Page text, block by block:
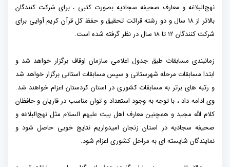
نهج‌البلاغه و معارف صحیفه سجادیه بصورت کتبی ، برای شرکت کنندگان
بالاتر از ۱۸ سال و دو رشته قرائت تحقیق و حفظ کل قرآن کریم آوایی برای
شرکت کنندگان ۱۲ تا ۱۸ سال در نظر گرفته شده است.
زمانبندی مسابقات طبق جدول اعلامی سازمان اوقاف برگزار خواهد شد و
ابتدا مسابقات مرحله شهرستانی و سپس مسابقات استانی برگزار خواهد شد
و رتبه های برتر به مسابقات کشوری در استان کردستان اعزام خواهند شد.
وی ادامه داد ، با توجه به وجود استعداد و توان مناسب در قاریان و حافظان
کلام الله مجید و همچنین معارف اهل بیت علیهم السلام مثل نهج‌البلاغه و
صحیفه سجادیه در استان زنجان امیدواریم نتایج خوبی حاصل شود و
نمایندگان شایسته ای به مراحل کشوری اعزام شود.